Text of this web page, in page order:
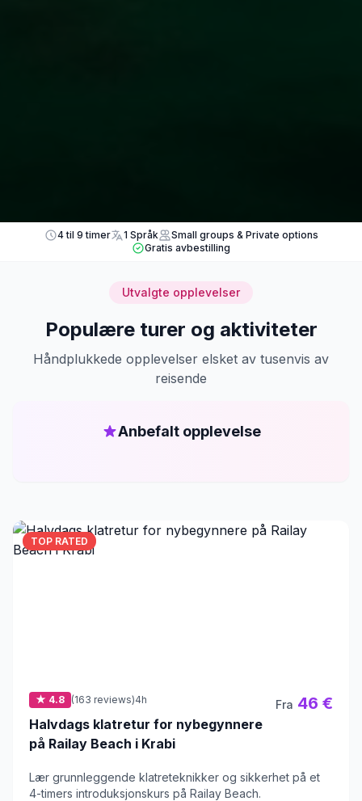
4 til 9 timer 1 Språk
Small groups & Private options
Gratis avbestilling
Utvalgte opplevelser
Populære turer og aktiviteter
Håndplukkede opplevelser elsket av tusenvis av
reisende
Anbefalt opplevelse
TOP RATED
★ 4.8 (163 reviews)4h
Halvdags klatretur for nybegynnere
på Railay Beach i Krabi
Fra 46 €
Lær grunnleggende klatreteknikker og sikkerhet på et
4-timers introduksjonskurs på Railay Beach.